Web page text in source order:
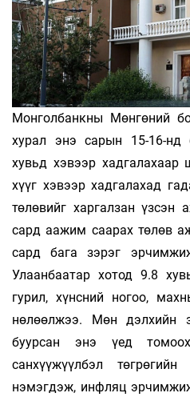
Монголбанкны Мөнгөний
хурал энэ сарын 15-16-нд
хувьд хэвээр
хүүг хэвээр хадгалахад
төлөвийг харгалзан
сард аажим саарах төлөв
сард бага зэрэг
Улаанбаатар хотод 9.8
гурил, хүнсний ногоо,
нөлөөлжээ. Мөн дэлхийн
буурсан энэ үед
санхүүжүүлбэл
нэмэгдэж, инфляц